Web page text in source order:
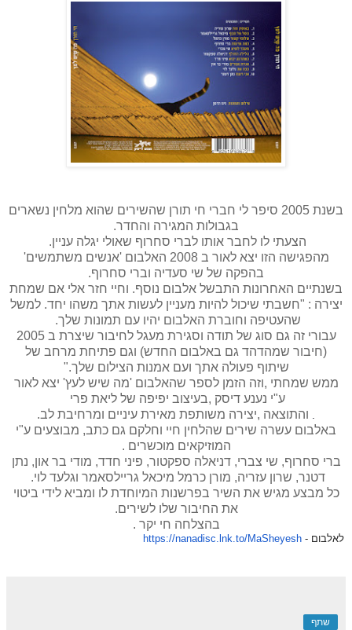
בשנת 2005 סיפר לי חברי חי תורן שהשירים שהוא מלחין נשארים
בגבולות המגירה והחדר.
הצעתי לו לחבר אותו לברי סחרוף שאולי יגלה עניין.
מהפגישה הזו יצא לאור ב 2008 האלבום 'אנשים משתמשים'
בהפקה של שי סעדיה וברי סחרוף.
בשנתיים האחרונות התבשל אלבום נוסף. וחיי חזר אלי אם שמחת
יצירה : "חשבתי שיכול להיות מעניין לעשות אתך משהו יחד. למשל
שהעטיפה וחוברת האלבום יהיו עם תמונות שלך.
עבורי זה גם סוג של תודה וסגירת מעגל לחיבור שיצרת ב 2005
(חיבור שמהדהד גם באלבום החדש) וגם פתיחת מרחב של
שיתוף פעולה אתך ועם אמנות הצילום שלך."
ממש שמחתי ,וזה הזמן לספר שהאלבום 'מה שיש לעץ' יצא לאור
ע"י נענע דיסק ,בעיצוב יפיפה של ליאת פרי
והתוצאה ,יצירה משותפת מאירת עיניים ומרחיבת לב.
באלבום עשרה שירים שהלחין חיי וחלקם גם כתב, מבוצעים ע"י
המוזיקאים מוכשרים .
ברי סחרוף, שי צברי, דניאלה ספקטור, פיני חדד, מודי בר און, נתן
דטנר, שרון עזריה, מורן כרמל מיכאל גריילסאמר וגלעד לוי.
כל מבצע מגיש את השיר בפרשנות המיוחדת לו ומביא לידי ביטוי
את החיבור שלו לשירים.
בהצלחה חי יקר .
לאלבום - https://nanadisc.lnk.to/MaSheyesh
שתף